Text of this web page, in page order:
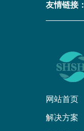
友情链接：
网站首页
解决方案